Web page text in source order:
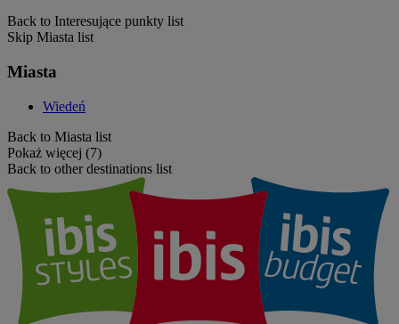
Back to Interesujące punkty list
Skip Miasta list
Miasta
Wiedeń
Back to Miasta list
Pokaż więcej (7)
Back to other destinations list